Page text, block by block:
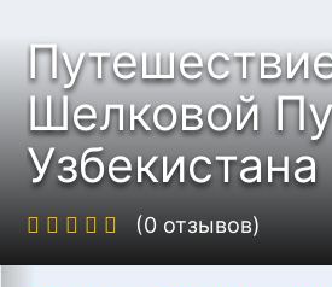
Шелковой
Узбекистана
(0 отзывов)